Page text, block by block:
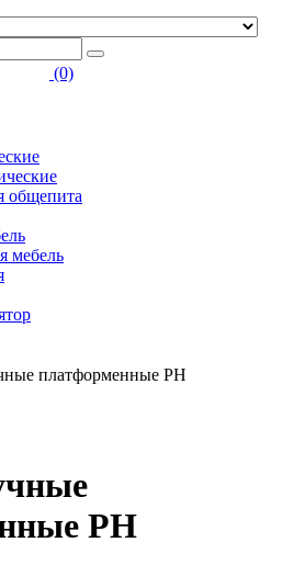
(0)
общепита
мебель
платформенные PH
PH